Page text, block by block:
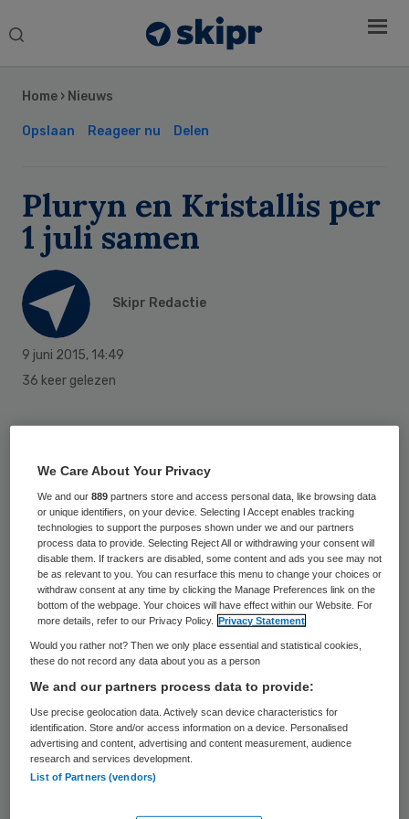
Search
Home › Nieuws
Opslaan Reageer nu Delen
Pluryn en Kristallis per
1 juli samen
Skipr Redactie
9 juni 2015, 14:49
36 keer gelezen
Pluryn is een zorgaanbieder voor mensen
met een beperking of complexe
gedragsproblemen, Kirstallis biedt
voortgezet speciaal onderwijs aan voor
jongeren met gedragsproblemen.
Henk van den Broek, directeur regio
Nijmegen van Pluryn, ziet Kristallis als een
waardevolle aanvulling op het bestaande
onderwijsaanbod van Pluryn. “De
Tarcisiusschool in Nijmegen richt zich op
leerlingen met een licht verstandelijke
handicap. Kristallis is er vooral voor
Sidebar
We Care About Your Privacy
We and our889 partners store and access personal data, like browsing data
or unique identifiers, on your device. Selecting I Accept enables tracking
technologies to support the purposes shown under we and our partners
process data to provide. Selecting Reject All or withdrawing your consent will
disable them. If trackers are disabled, some content and ads you see may not
be as relevant to you. You can resurface this menu to change your choices or
withdraw consent at any time by clicking the Manage Preferences link on the
bottom of the webpage. Your choices will have effect within our Website. For
more details, refer to our Privacy Policy.
Privacy Statement
Would you rather not? Then we only place essential and statistical cookies,
these do not record any data about you as a person
We and our partners process data to provide:
Use precise geolocation data. Actively scan device characteristics for
identification. Store and/or access information on a device. Personalised
advertising and content, advertising and content measurement, audience
research and services development.
List of Partners (vendors)